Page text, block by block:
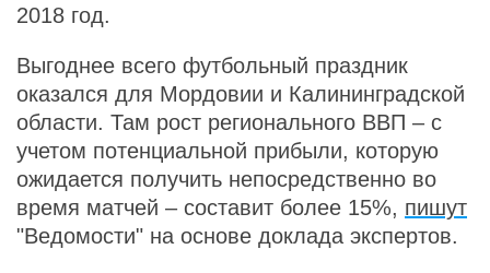
2018 год.
Выгоднее всего футбольный праздник
оказался для Мордовии и Калининградской
области. Там рост регионального ВВП – с
учетом потенциальной прибыли, которую
ожидается получить непосредственно во
время матчей – составит более 15%, пишут
"Ведомости" на основе доклада экспертов.